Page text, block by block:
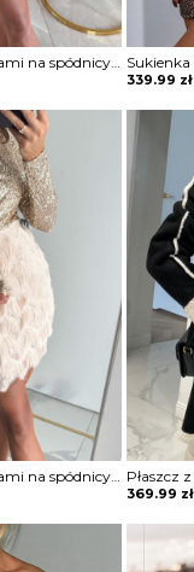
Sukienka mini z frędzlami na spódnicy Potita
339.99 zł
Sukienka mini z frędzlami na spódnicy Potita Płaszcz
369.99 zł